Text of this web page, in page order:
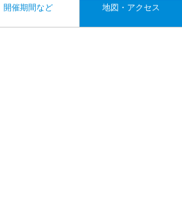
開催期間など 地図・アクセス